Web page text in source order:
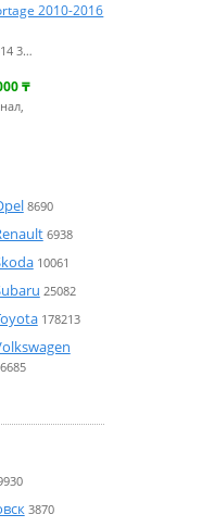
2010-2016
3…
₸
8690
6938
10061
25082
178213
3870